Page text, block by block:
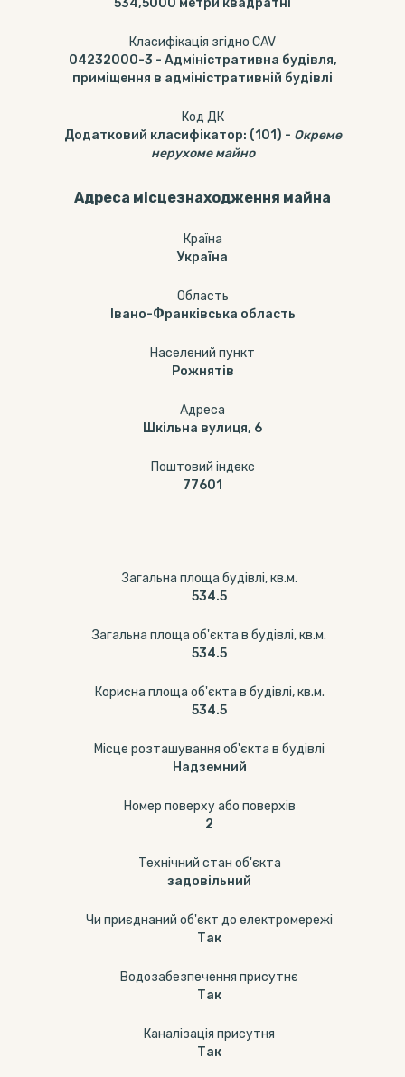
534,5000 метри квадратні
Класифікація згідно CAV
04232000-3 - Адміністративна будівля,
приміщення в адміністративній будівлі
Код ДК
Додатковий класифікатор: (101) - Окреме
нерухоме майно
Адреса місцезнаходження майна
Країна
Україна
Область
Івано-Франківська область
Населений пункт
Рожнятів
Адреса
Шкільна вулиця, 6
Поштовий індекс
77601
Загальна площа будівлі, кв.м.
534.5
Загальна площа об'єкта в будівлі, кв.м.
534.5
Корисна площа об'єкта в будівлі, кв.м.
534.5
Місце розташування об'єкта в будівлі
Надземний
Номер поверху або поверхів
2
Технічний стан об'єкта
задовільний
Чи приєднаний об'єкт до електромережі
Так
Водозабезпечення присутнє
Так
Каналізація присутня
Так